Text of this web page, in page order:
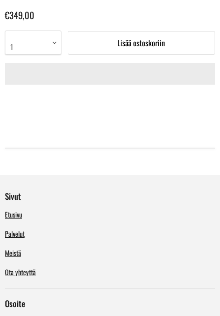
€349,00
Lisää ostoskoriin
Sivut
Etusivu
Palvelut
Meistä
Ota yhteyttä
Osoite